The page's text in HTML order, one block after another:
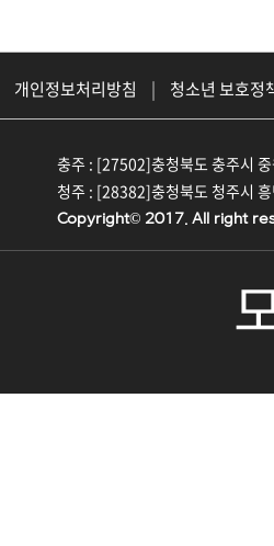
개인정보처리방침 |
청소년 보호정
충주 : [27502]충청북도 충주시
청주 : [28382]충청북도 청주시
Copyright© 2017. All right